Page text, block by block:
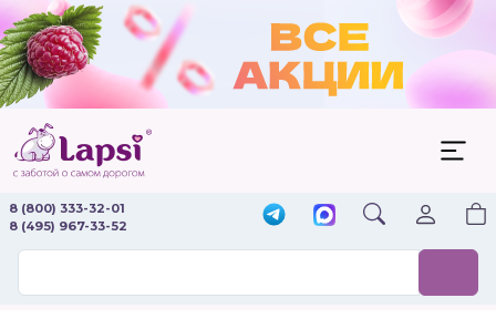
8 (800) 333-32-01
8 (495) 967-33-52